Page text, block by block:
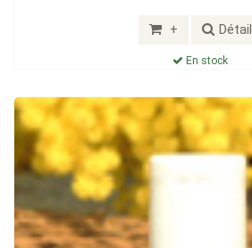
+ Détail
En stock